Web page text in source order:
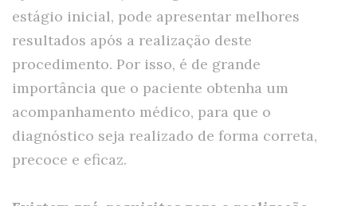
estágio inicial, pode apresentar melhores
resultados após a realização deste
procedimento. Por isso, é de grande
importância que o paciente obtenha um
acompanhamento médico, para que o
diagnóstico seja realizado de forma correta,
precoce e eficaz.